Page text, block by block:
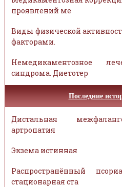
проявлений ме
Виды физической
факторами.
Немедикаментозное
синдрома. Диетотер
Последние
Дистальная
артропатия
Экзема истинная
Распространённый
стационарная ста